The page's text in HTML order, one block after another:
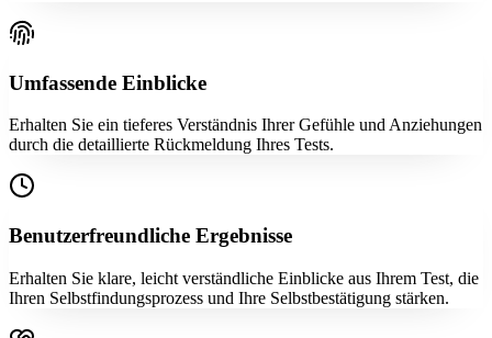
Umfassende Einblicke
Erhalten Sie ein tieferes Verständnis Ihrer Gefühle und Anziehungen
durch die detaillierte Rückmeldung Ihres Tests.
Benutzerfreundliche Ergebnisse
Erhalten Sie klare, leicht verständliche Einblicke aus Ihrem Test, die
Ihren Selbstfindungsprozess und Ihre Selbstbestätigung stärken.